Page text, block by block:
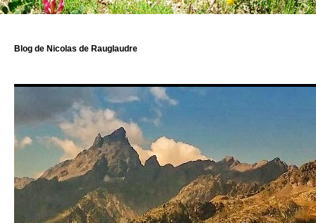
Blog de Nicolas de Rauglaudre